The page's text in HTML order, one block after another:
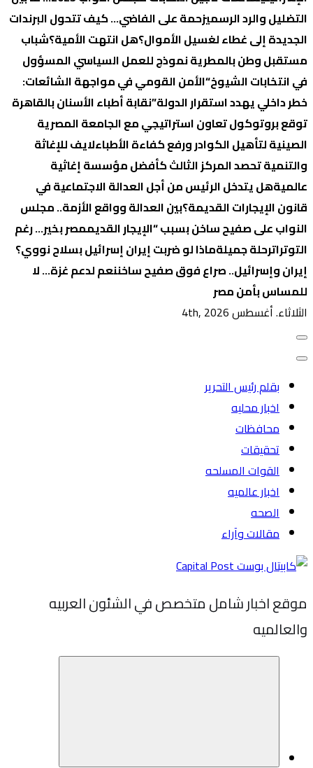
التضليل والرد الرسميزحمة على الفاضي… كيف تتحول البرندات
الجديدة إلى غطاء لغسيل الأموال؟هل انتهت الأمية؟شباب
مستقبل وطن بالمطرية نموذج للعمل السياسي المسؤول
في انتخابات الشيوخ“الأمن القومي في مواجهة الشائعات:
خطر داخلي يهدد استقرار الدولة”نقابة أطباء الأسنان بالقاهرة
توقع بروتوكول تعاون استراتيجي مع الجامعة المصرية
الصينية لتأهيل الكوادر ورفع كفاءة الأطباءلايف للإغاثة
والتنمية تحصد المركز الثالث كأفضل مؤسسة إغاثية
عالميةهل يتدخل الرئيس من أجل العدالة الاجتماعية في
قانون الإيجارات القديمة؟بين العدالة وواقع الأزمة.. مجلس
النواب على صفيح ساخن بسبب “الإيجار القديممصر بخير… رغم
التوتراترحلة جميلةماذا لو ضربت إيران إسرائيل بسلاح نووي؟
إيران وإسرائيل.. صراع فوق صفيح ساخننعم لدعم غزة… لا
للمساس بأمن مصر
الثلاثاء. أغسطس 4th, 2026
بقلم رئيس التحرير
اخبار محليه
محافظات
تحقيقات
القوات المسلحه
اخبار عالميه
الصحه
مقالات وآراء
موقع اخبار شامل متخصص في الشئون العربيه
والعالميه